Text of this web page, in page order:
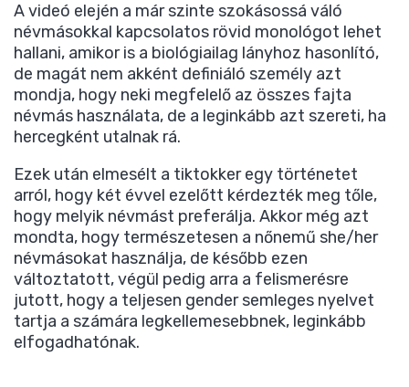
A videó elején a már szinte szokásossá váló
névmásokkal kapcsolatos rövid monológot lehet
hallani, amikor is a biológiailag lányhoz hasonlító,
de magát nem akként definiáló személy azt
mondja, hogy neki megfelelő az összes fajta
névmás használata, de a leginkább azt szereti, ha
hercegként utalnak rá.
Ezek után elmesélt a tiktokker egy történetet
arról, hogy két évvel ezelőtt kérdezték meg tőle,
hogy melyik névmást preferálja. Akkor még azt
mondta, hogy természetesen a nőnemű she/her
névmásokat használja, de később ezen
változtatott, végül pedig arra a felismerésre
jutott, hogy a teljesen gender semleges nyelvet
tartja a számára legkellemesebbnek, leginkább
elfogadhatónak.